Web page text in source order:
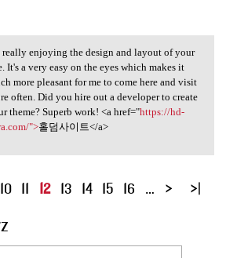
enjoying the
really enjoying the design and layout of your
It's a very easy on the eyes which makes it
more pleasant for me to come here and visit
often. Did you hire out a developer to create
theme? Superb work! <a href="https://hd-
">홀덤사이트</a>
10 11 12 13 14 15 16 …